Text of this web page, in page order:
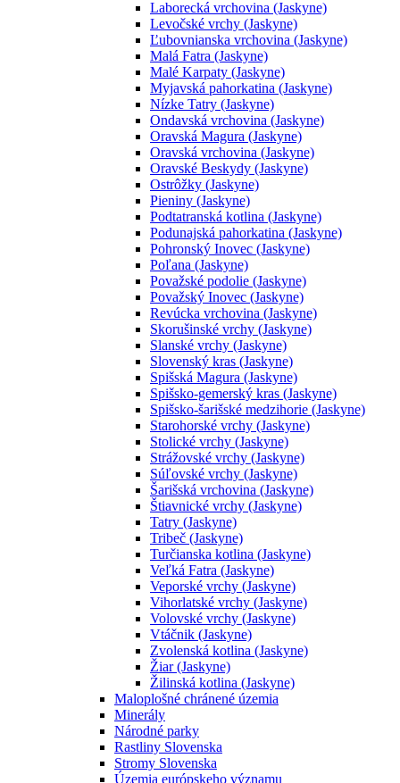
Laborecká vrchovina (Jaskyne)
Levočské vrchy (Jaskyne)
Ľubovnianska vrchovina (Jaskyne)
Malá Fatra (Jaskyne)
Malé Karpaty (Jaskyne)
Myjavská pahorkatina (Jaskyne)
Nízke Tatry (Jaskyne)
Ondavská vrchovina (Jaskyne)
Oravská Magura (Jaskyne)
Oravská vrchovina (Jaskyne)
Oravské Beskydy (Jaskyne)
Ostrôžky (Jaskyne)
Pieniny (Jaskyne)
Podtatranská kotlina (Jaskyne)
Podunajská pahorkatina (Jaskyne)
Pohronský Inovec (Jaskyne)
Poľana (Jaskyne)
Považské podolie (Jaskyne)
Považský Inovec (Jaskyne)
Revúcka vrchovina (Jaskyne)
Skorušinské vrchy (Jaskyne)
Slanské vrchy (Jaskyne)
Slovenský kras (Jaskyne)
Spišská Magura (Jaskyne)
Spišsko-gemerský kras (Jaskyne)
Spišsko-šarišské medzihorie (Jaskyne)
Starohorské vrchy (Jaskyne)
Stolické vrchy (Jaskyne)
Strážovské vrchy (Jaskyne)
Súľovské vrchy (Jaskyne)
Šarišská vrchovina (Jaskyne)
Štiavnické vrchy (Jaskyne)
Tatry (Jaskyne)
Tribeč (Jaskyne)
Turčianska kotlina (Jaskyne)
Veľká Fatra (Jaskyne)
Veporské vrchy (Jaskyne)
Vihorlatské vrchy (Jaskyne)
Volovské vrchy (Jaskyne)
Vtáčnik (Jaskyne)
Zvolenská kotlina (Jaskyne)
Žiar (Jaskyne)
Žilinská kotlina (Jaskyne)
Maloplošné chránené územia
Minerály
Národné parky
Rastliny Slovenska
Stromy Slovenska
Územia európskeho významu